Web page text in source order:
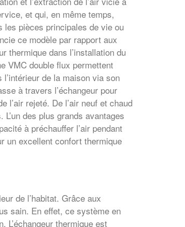
et qui, en même temps,
les pièces principales de vie ou
ce modèle par rapport aux
thermique dans l’installation du
VMC double flux permettent
l’intérieur de la maison via son
à travers l’échangeur pour
l’air rejeté. De l’air neuf et chaud
des plus grands avantages
à préchauffer l’air pendant
un excellent confort thermique
de l’habitat. Grâce aux
sain. En effet, ce système en
L’échangeur thermique est